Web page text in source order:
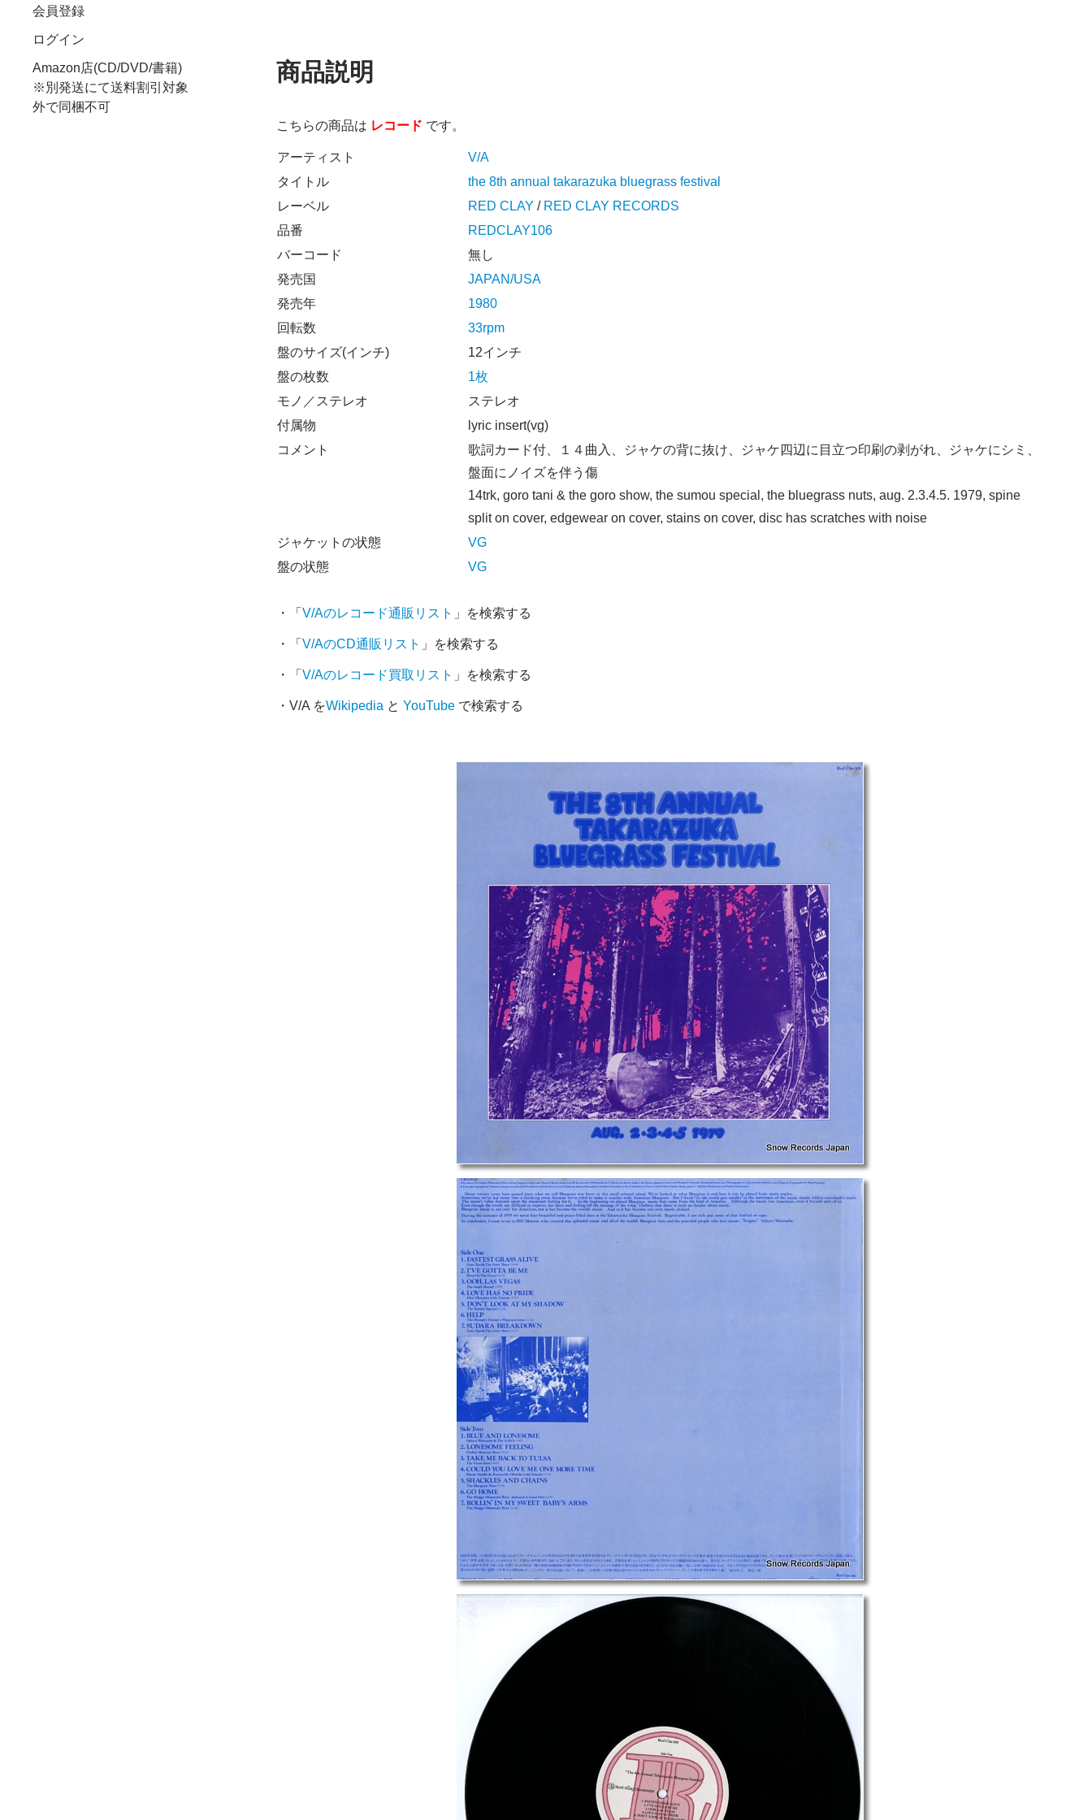
会員登録
ログイン
Amazon店(CD/DVD/書籍)
※別発送にて送料割引対象
外で同梱不可
商品説明
こちらの商品は レコード です。
アーティスト
V/A
タイトル
the 8th annual takarazuka bluegrass festival
レーベル
RED CLAY / RED CLAY RECORDS
品番
REDCLAY106
バーコード
無し
発売国
JAPAN/USA
発売年
1980
回転数
33rpm
盤のサイズ(インチ)
12インチ
盤の枚数
1枚
モノ／ステレオ
ステレオ
付属物
lyric insert(vg)
コメント
歌詞カード付、１４曲入、ジャケの背に抜け、ジャケ四辺に目立つ印刷の剥がれ、ジャケにシミ、
盤面にノイズを伴う傷
14trk, goro tani & the goro show, the sumou special, the bluegrass nuts, aug. 2.3.4.5. 1979, spine
split on cover, edgewear on cover, stains on cover, disc has scratches with noise
ジャケットの状態
VG
盤の状態
VG
・「 V/Aのレコード通販リスト 」を検索する
・「 V/AのCD通販リスト 」を検索する
・「 V/Aのレコード買取リスト 」を検索する
・V/A をWikipedia と YouTube で検索する